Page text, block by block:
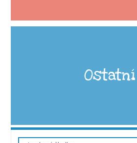
Ostatní